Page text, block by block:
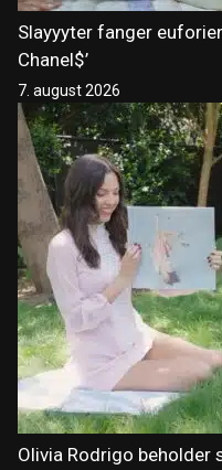
Slayyyter fanger
Chanel$’
7. august 2026
Olivia Rodrigo beholder